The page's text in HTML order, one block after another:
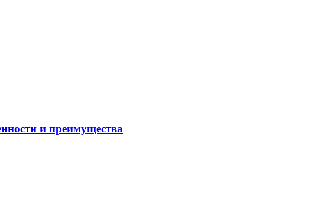
и преимущества